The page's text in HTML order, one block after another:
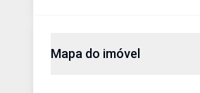
Mapa do imóvel